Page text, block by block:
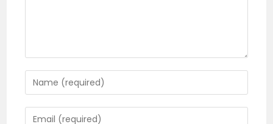
Enter
your
name
Enter